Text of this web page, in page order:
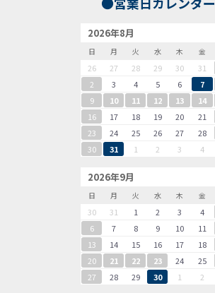
2026年8月
日 月 火 水 木 金
26 27 28 29 30 31
2
3 4 5 6 7
9
10 11 12 13 14
16
17 18 19 20 21
23
24 25 26 27 28
30
31 1 2 3 4
2026年9月
日 月 火 水 木 金
30 31 1 2 3 4
6
7 8 9 10 11
13
14 15 16 17 18
20
21 22 23 24 25
27
28 29 30 1 2